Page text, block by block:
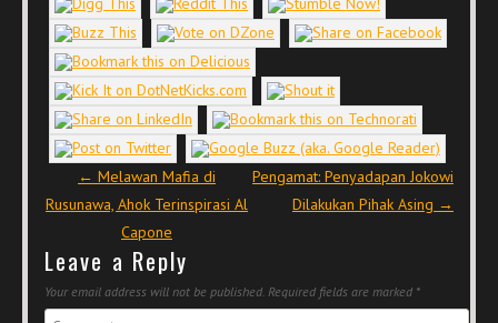
Post navigation
← Melawan Mafia di
Rusunawa, Ahok Terinspirasi Al
Capone
Pengamat: Penyadapan Jokowi
Dilakukan Pihak Asing →
Leave a Reply
Your email address will not be published. Required fields are marked *